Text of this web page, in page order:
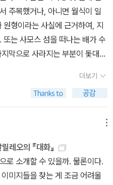
일어나는 현상이라고 보았다.
물체가 ‘왜’ 움직이는가 하는
손에서 놓으면 돌이 땅에 떨어
구로 돌아가려는 물체의 속성 때
가속되는 운동에 관한 것이다.
동 시간에 대한 정보가 필요했
할 도구나 기술이 부족했다. 그
큰 골칫거리였다. 하지만 갈릴
속 운동의 수학적 패턴을 밝혔
가 12큐빗, 폭은
주목했거나, 아니면 월식이 일
형이라는 사실에 근거하여, 지
는 사모스 섬을 떠나는 배가 수
막으로 사라지는 부분이 돛대라
은 빗변의 길이의 제곱과 같다
타고라스 또는 그의 제자들이
성립하는 직각삼각형들의 사례
증명할 수 있는 수학적 추론의
목할 필요가 있다. 현대의 모든
의 전통은 피타고라스에서 시작
를 처음 사용한 이도 바로 피타
화가 있는 전체', 즉 코스모스로
더보기
레오의 『대화』
로 소개할 수 있을까. 물론이다.
미지들을 찾는 게 조금 어려울